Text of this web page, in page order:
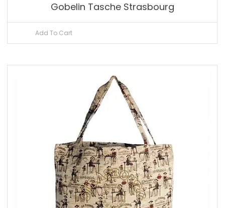
Gobelin Tasche Strasbourg
Add To Cart